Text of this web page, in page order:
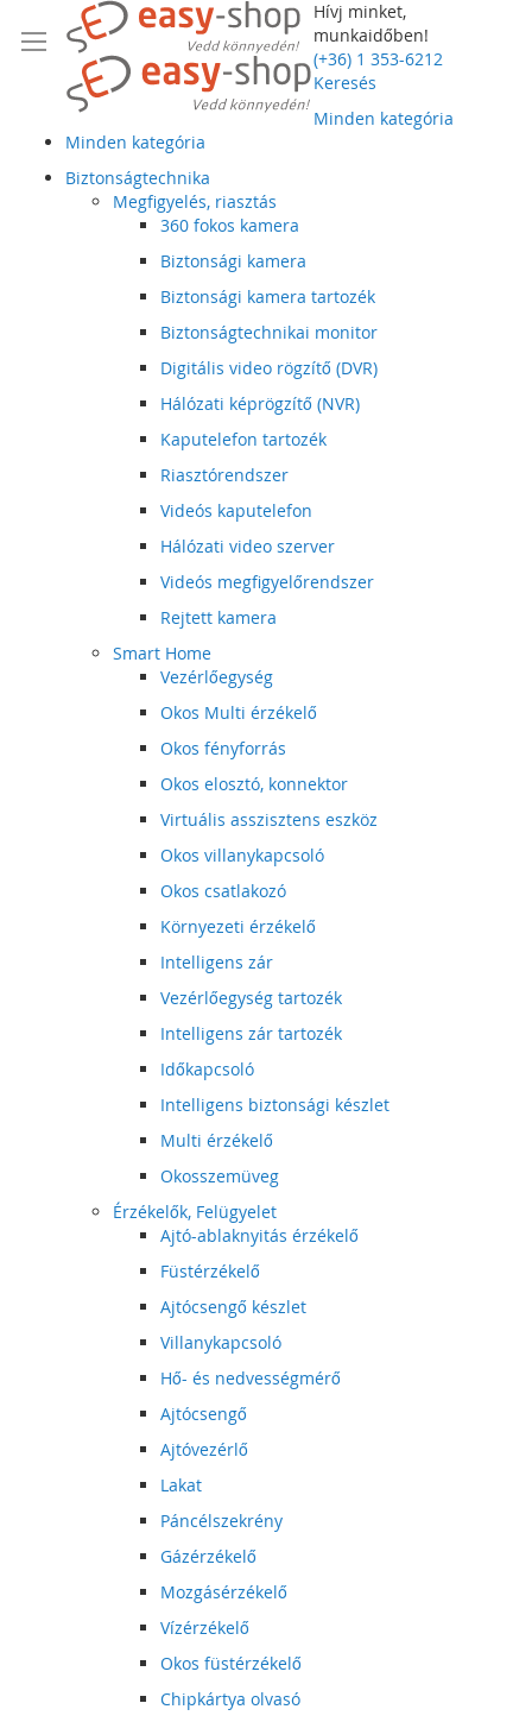
Hívj minket,
munkaidőben!
(+36) 1 353-6212
Keresés
Minden kategória
Minden kategória
Biztonságtechnika
Megfigyelés, riasztás
360 fokos kamera
Biztonsági kamera
Biztonsági kamera tartozék
Biztonságtechnikai monitor
Digitális video rögzítő (DVR)
Hálózati képrögzítő (NVR)
Kaputelefon tartozék
Riasztórendszer
Videós kaputelefon
Hálózati video szerver
Videós megfigyelőrendszer
Rejtett kamera
Smart Home
Vezérlőegység
Okos Multi érzékelő
Okos fényforrás
Okos elosztó, konnektor
Virtuális asszisztens eszköz
Okos villanykapcsoló
Okos csatlakozó
Környezeti érzékelő
Intelligens zár
Vezérlőegység tartozék
Intelligens zár tartozék
Időkapcsoló
Intelligens biztonsági készlet
Multi érzékelő
Okosszemüveg
Érzékelők, Felügyelet
Ajtó-ablaknyitás érzékelő
Füstérzékelő
Ajtócsengő készlet
Villanykapcsoló
Hő- és nedvességmérő
Ajtócsengő
Ajtóvezérlő
Lakat
Páncélszekrény
Gázérzékelő
Mozgásérzékelő
Vízérzékelő
Okos füstérzékelő
Chipkártya olvasó